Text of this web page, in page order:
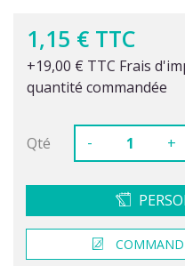
1,15 € TTC
+19,00 € TTC Frais
quantité commandée
Qté - +